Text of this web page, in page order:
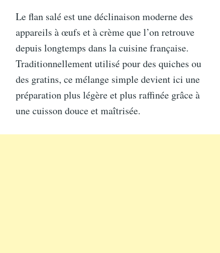
Le flan salé est une déclinaison moderne des
appareils à œufs et à crème que l’on retrouve
depuis longtemps dans la cuisine française.
Traditionnellement utilisé pour des quiches ou
des gratins, ce mélange simple devient ici une
préparation plus légère et plus raffinée grâce à
une cuisson douce et maîtrisée.